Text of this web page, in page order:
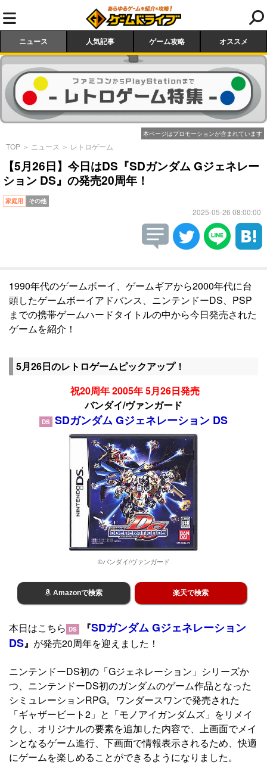
ニュース 人気記事 ゲーム攻略 オススメ
本ページはプロモーションが含まれています
TOP ＞ ニュース ＞ レトロゲーム
【5月26日】今日はDS『SDガンダム Gジェネレー
ション DS』の発売20周年！
家庭用 その他
2025-05-26 08:00:00
1990年代のゲームボーイ、ゲームギアから2000年代に台
頭したゲームボーイアドバンス、ニンテンドーDS、PSP
までの携帯ゲームハードタイトルの中から今日発売された
ゲームを紹介！
5月26日のレトロゲームピックアップ！
祝20周年 2005年 5月26日発売
バンダイ/ヴァンガード
DS SDガンダム Gジェネレーション DS
©バンダイ/ヴァンガード
Amazonで検索 楽天で検索
本日はこちら DS 『SDガンダム Gジェネレーション
DS』 が発売20周年を迎えました！
ニンテンドーDS初の「Gジェネレーション」シリーズか
つ、ニンテンドーDS初のガンダムのゲーム作品となった
シミュレーションRPG。ワンダースワンで発売された
「ギャザービート2」と「モノアイガンダムズ」をリメイ
クし、オリジナルの要素を追加した内容で、上画面でメイ
ンとなるゲーム進行、下画面で情報表示されるため、快適
にゲームを楽しめることができるようになりました。